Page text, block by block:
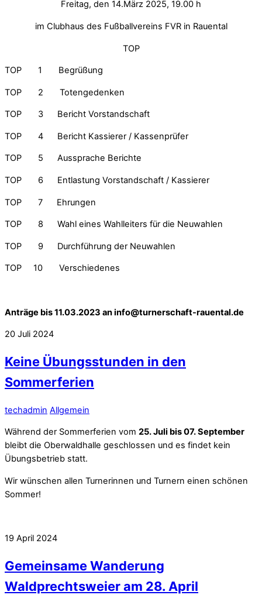
Freitag, den 14.März 2025, 19.00 h
im Clubhaus des Fußballvereins FVR in Rauental
TOP
TOP 1 Begrüßung
TOP 2 Totengedenken
TOP 3 Bericht Vorstandschaft
TOP 4 Bericht Kassierer / Kassenprüfer
TOP 5 Aussprache Berichte
TOP 6 Entlastung Vorstandschaft / Kassierer
TOP 7 Ehrungen
TOP 8 Wahl eines Wahlleiters für die Neuwahlen
TOP 9 Durchführung der Neuwahlen
TOP 10 Verschiedenes
Anträge bis 11.03.2023 an info@turnerschaft-rauental.de
20 Juli 2024
Keine Übungsstunden in den
Sommerferien
techadmin Allgemein
Während der Sommerferien vom 25. Juli bis 07. September
bleibt die Oberwaldhalle geschlossen und es findet kein
Übungsbetrieb statt.
Wir wünschen allen Turnerinnen und Turnern einen schönen
Sommer!
19 April 2024
Gemeinsame Wanderung
Waldprechtsweier am 28. April